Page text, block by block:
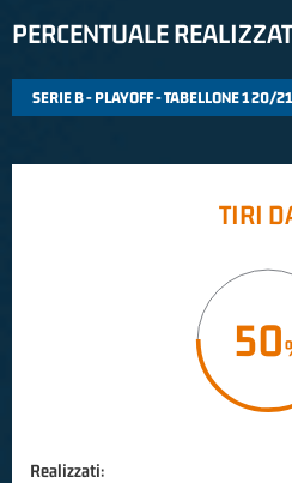
PERCENTUALE
TIRI
50
Realizzati: